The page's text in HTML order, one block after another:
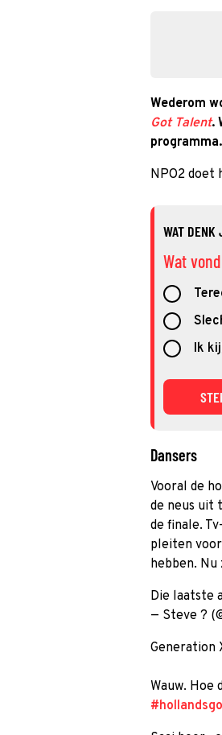
Wederom
Got Talent.
programma.
NPO2 doet
WAT DENK
Wat
Ik
Dansers
Vooral de
de neus uit
de finale.
pleiten
hebben. Nu
Die laatste
— Steve ?
Generation
Wauw. Hoe